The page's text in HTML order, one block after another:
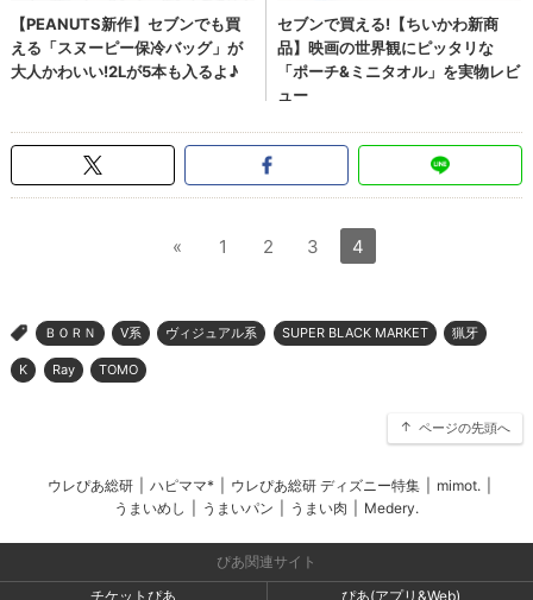
« 1 2 3 4
> ＢＯＲＮ V系 ヴィジュアル系 SUPER BLACK MARKET 猟牙
K Ray TOMO
ページの先頭へ
ウレぴあ総研 ハピママ* ウレぴあ総研 ディズニー特集 mimot.
うまいめし
うまいパン うまい肉 Medery.
ぴあ関連サイト
チケットぴあ
ぴあ(アプリ&Web)